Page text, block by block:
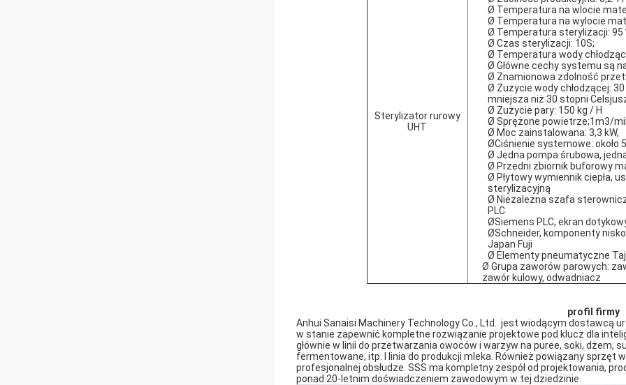
Sterylizator rurowy
UHT
Ø Temperatura na wlocie
Ø Temperatura na wylocie
Ø Temperatura sterylizacji:
Ø Czas sterylizacji: 10S;
Ø Temperatura wody
Ø Główne cechy systemu są
Ø Znamionowa zdolność
Ø Zużycie wody chłodzącej:
mniejsza niż 30 stopni
Ø Zużycie pary: 150 kg / H
Ø Sprężone powietrze;1m3/
Ø Moc zainstalowana: 3,3 kW,
ØCiśnienie systemowe: około
Ø Jedna pompa śrubowa,
Ø Przedni zbiornik buforowy
Ø Płytowy wymiennik ciepła,
sterylizacyjną
Ø Niezależna szafa
PLC
ØSiemens PLC, ekran
ØSchneider, komponenty
Japan Fuji
Ø Elementy pneumatyczne
Ø Grupa zaworów parowych:
zawór kulowy, odwadniacz
profil firmy
Anhui Sanaisi Machinery Technology Co., Ltd.. jest wiodącym dostawcą
w stanie zapewnić kompletne rozwiązanie projektowe pod klucz dla
głównie w linii do przetwarzania owoców i warzyw na puree, soki, dżem,
fermentowane, itp. I linia do produkcji mleka. Również powiązany sprzęt
profesjonalnej obsłudze. SSS ma kompletny zespół od projektowania,
ponad 20-letnim doświadczeniem zawodowym w tej dziedzinie.